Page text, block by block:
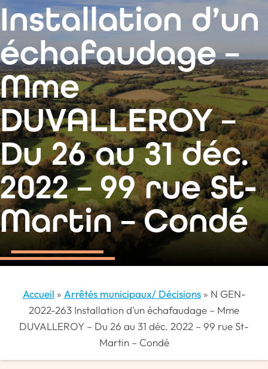
principal
Installation d’un
échafaudage –
Mme
DUVALLEROY –
Du 26 au 31 déc.
2022 – 99 rue St-
Martin – Condé
Accueil » Arrêtés municipaux/ Décisions» N GEN-
2022-263 Installation d’un échafaudage – Mme
DUVALLEROY – Du 26 au 31 déc. 2022 – 99 rue St-
Martin – Condé